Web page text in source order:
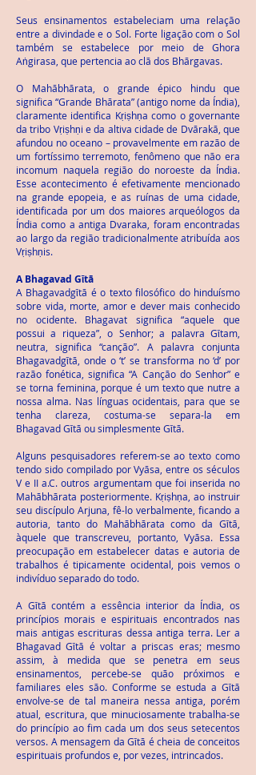
Seus ensinamentos estabeleciam uma relação
entre a divindade e o Sol. Forte ligação com o Sol
também se estabelece por meio de Ghora
Aṅgirasa, que pertencia ao clã dos Bhārgavas.
O Mahābhārata, o grande épico hindu que
significa “Grande Bhārata” (antigo nome da Índia),
claramente identifica Kṛiṣhṇa como o governante
da tribo Vṛiṣhṇi e da altiva cidade de Dvārakā, que
afundou no oceano – provavelmente em razão de
um fortíssimo terremoto, fenômeno que não era
incomum naquela região do noroeste da Índia.
Esse acontecimento é efetivamente mencionado
na grande epopeia, e as ruínas de uma cidade,
identificada por um dos maiores arqueólogos da
Índia como a antiga Dvaraka, foram encontradas
ao largo da região tradicionalmente atribuída aos
Vṛiṣhṇis.
A Bhagavad Gῑtā
A Bhagavadgῑtā é o texto filosófico do hinduísmo
sobre vida, morte, amor e dever mais conhecido
no ocidente. Bhagavat significa “aquele que
possui a riqueza”, o Senhor; a palavra Gῑtam,
neutra, significa “canção”. A palavra conjunta
Bhagavadgῑtā, onde o ‘t’ se transforma no ‘d’ por
razão fonética, significa “A Canção do Senhor” e
se torna feminina, porque é um texto que nutre a
nossa alma. Nas línguas ocidentais, para que se
tenha clareza, costuma-se separa-la em
Bhagavad Gῑtā ou simplesmente Gῑtā.
Alguns pesquisadores referem-se ao texto como
tendo sido compilado por Vyāsa, entre os séculos
V e II a.C. outros argumentam que foi inserida no
Mahābhārata posteriormente. Kṛiṣhṇa, ao instruir
seu discípulo Arjuna, fê-lo verbalmente, ficando a
autoria, tanto do Mahābhārata como da Gῑtā,
àquele que transcreveu, portanto, Vyāsa. Essa
preocupação em estabelecer datas e autoria de
trabalhos é tipicamente ocidental, pois vemos o
indivíduo separado do todo.
A Gῑtā contém a essência interior da Índia, os
princípios morais e espirituais encontrados nas
mais antigas escrituras dessa antiga terra. Ler a
Bhagavad Gῑtā é voltar a priscas eras; mesmo
assim, à medida que se penetra em seus
ensinamentos, percebe-se quão próximos e
familiares eles são. Conforme se estuda a Gῑtā
envolve-se de tal maneira nessa antiga, porém
atual, escritura, que minuciosamente trabalha-se
do princípio ao fim cada um dos seus setecentos
versos. A mensagem da Gῑtā é cheia de conceitos
espirituais profundos e, por vezes, intrincados.